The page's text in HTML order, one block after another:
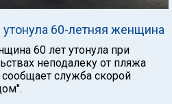
60-летняя женщина
60 лет утонула при
неподалеку от пляжа
служба скорой